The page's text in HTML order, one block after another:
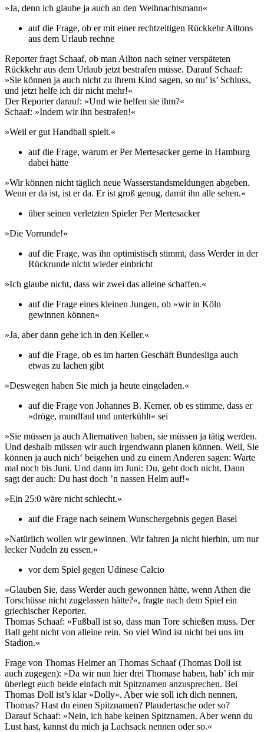
»Ja, denn ich glaube ja auch an den Weihnachtsmann«
auf die Frage, ob er mit einer rechtzeitigen Rückkehr Ailtons
aus dem Urlaub rechne
Reporter fragt Schaaf, ob man Ailton nach seiner verspäteten
Rückkehr aus dem Urlaub jetzt bestrafen müsse. Darauf Schaaf:
»Sie können ja auch nicht zu ihrem Kind sagen, so nu’ is’ Schluss,
und jetzt helfe ich dir nicht mehr!«
Der Reporter darauf: »Und wie helfen sie ihm?«
Schaaf: »Indem wir ihn bestrafen!«
»Weil er gut Handball spielt.«
auf die Frage, warum er Per Mertesacker gerne in Hamburg
dabei hätte
»Wir können nicht täglich neue Wasserstandsmeldungen abgeben.
Wenn er da ist, ist er da. Er ist groß genug, damit ihn alle sehen.«
über seinen verletzten Spieler Per Mertesacker
»Die Vorrunde!«
auf die Frage, was ihn optimistisch stimmt, dass Werder in der
Rückrunde nicht wieder einbricht
»Ich glaube nicht, dass wir zwei das alleine schaffen.«
auf die Frage eines kleinen Jungen, ob »wir in Köln
gewinnen können«
»Ja, aber dann gehe ich in den Keller.«
auf die Frage, ob es im harten Geschäft Bundesliga auch
etwas zu lachen gibt
»Deswegen haben Sie mich ja heute eingeladen.«
auf die Frage von Johannes B. Kerner, ob es stimme, dass er
»dröge, mundfaul und unterkühlt« sei
»Sie müssen ja auch Alternativen haben, sie müssen ja tätig werden.
Und deshalb müssen wir auch irgendwann planen können. Weil, Sie
können ja auch nich‘ beigehen und zu einem Anderen sagen: Warte
mal noch bis Juni. Und dann im Juni: Du, geht doch nicht. Dann
sagt der auch: Du hast doch ’n nassen Helm auf!«
»Ein 25:0 wäre nicht schlecht.«
auf die Frage nach seinem Wunschergebnis gegen Basel
»Natürlich wollen wir gewinnen. Wir fahren ja nicht hierhin, um nur
lecker Nudeln zu essen.«
vor dem Spiel gegen Udinese Calcio
»Glauben Sie, dass Werder auch gewonnen hätte, wenn Athen die
Torschüsse nicht zugelassen hätte?«, fragte nach dem Spiel ein
griechischer Reporter.
Thomas Schaaf: »Fußball ist so, dass man Tore schießen muss. Der
Ball geht nicht von alleine rein. So viel Wind ist nicht bei uns im
Stadion.«
Frage von Thomas Helmer an Thomas Schaaf (Thomas Doll ist
auch zugegen): »Da wir nun hier drei Thomase haben, hab’ ich mir
überlegt euch beide einfach mit Spitznamen anzusprechen. Bei
Thomas Doll ist’s klar «Dolly«. Aber wie soll ich dich nennen,
Thomas? Hast du einen Spitznamen? Plaudertasche oder so?
Darauf Schaaf: »Nein, ich habe keinen Spitznamen. Aber wenn du
Lust hast, kannst du mich ja Lachsack nennen oder so.«